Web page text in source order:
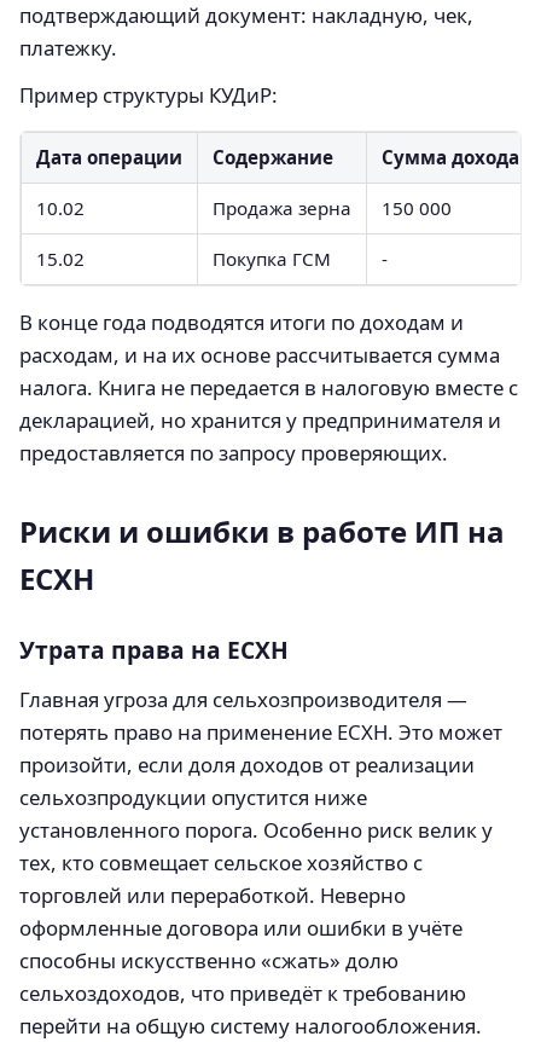
подтверждающий документ: накладную, чек,
платежку.
Пример структуры КУДиР:
Дата операции Содержание Сумма дохода
10.02 Продажа зерна 150 000
15.02 Покупка ГСМ -
В конце года подводятся итоги по доходам и
расходам, и на их основе рассчитывается сумма
налога. Книга не передается в налоговую вместе с
декларацией, но хранится у предпринимателя и
предоставляется по запросу проверяющих.
Риски и ошибки в работе ИП на
ЕСХН
Утрата права на ЕСХН
Главная угроза для сельхозпроизводителя —
потерять право на применение ЕСХН. Это может
произойти, если доля доходов от реализации
сельхозпродукции опустится ниже
установленного порога. Особенно риск велик у
тех, кто совмещает сельское хозяйство с
торговлей или переработкой. Неверно
оформленные договора или ошибки в учёте
способны искусственно «сжать» долю
сельхоздоходов, что приведёт к требованию
перейти на общую систему налогообложения.